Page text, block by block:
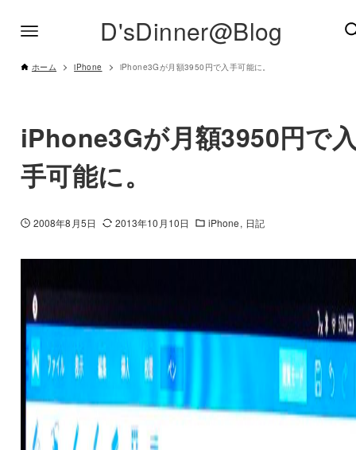
D'sDinner@Blog
ホーム iPhone iPhone3Gが月額3950円で入手可能に。
iPhone3Gが月額3950円で
手可能に。
2008年8月5日 2013年10月10日 iPhone 日記